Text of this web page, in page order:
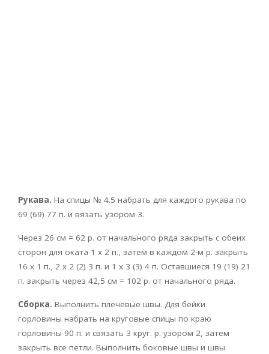
Рукава. На спицы № 4.5 набрать для каждого рукава по
69 (69) 77 п. и вязать узором 3.
Через 26 см = 62 р. от начального ряда закрыть с обеих
сторон для оката 1 х 2 п., затем в каждом 2-м р. закрыть
16 х 1 п., 2 х 2 (2) 3 п. и 1 х 3 (3) 4 п. Оставшиеся 19 (19) 21
п. закрыть через 42,5 см = 102 р. от начального ряда.
Сборка. Выполнить плечевые швы. Для бейки
горловины набрать на круговые спицы по краю
горловины 90 п. и связать 3 круг. р. узором 2, затем
закрыть все петли. Выполнить боковые швы и швы